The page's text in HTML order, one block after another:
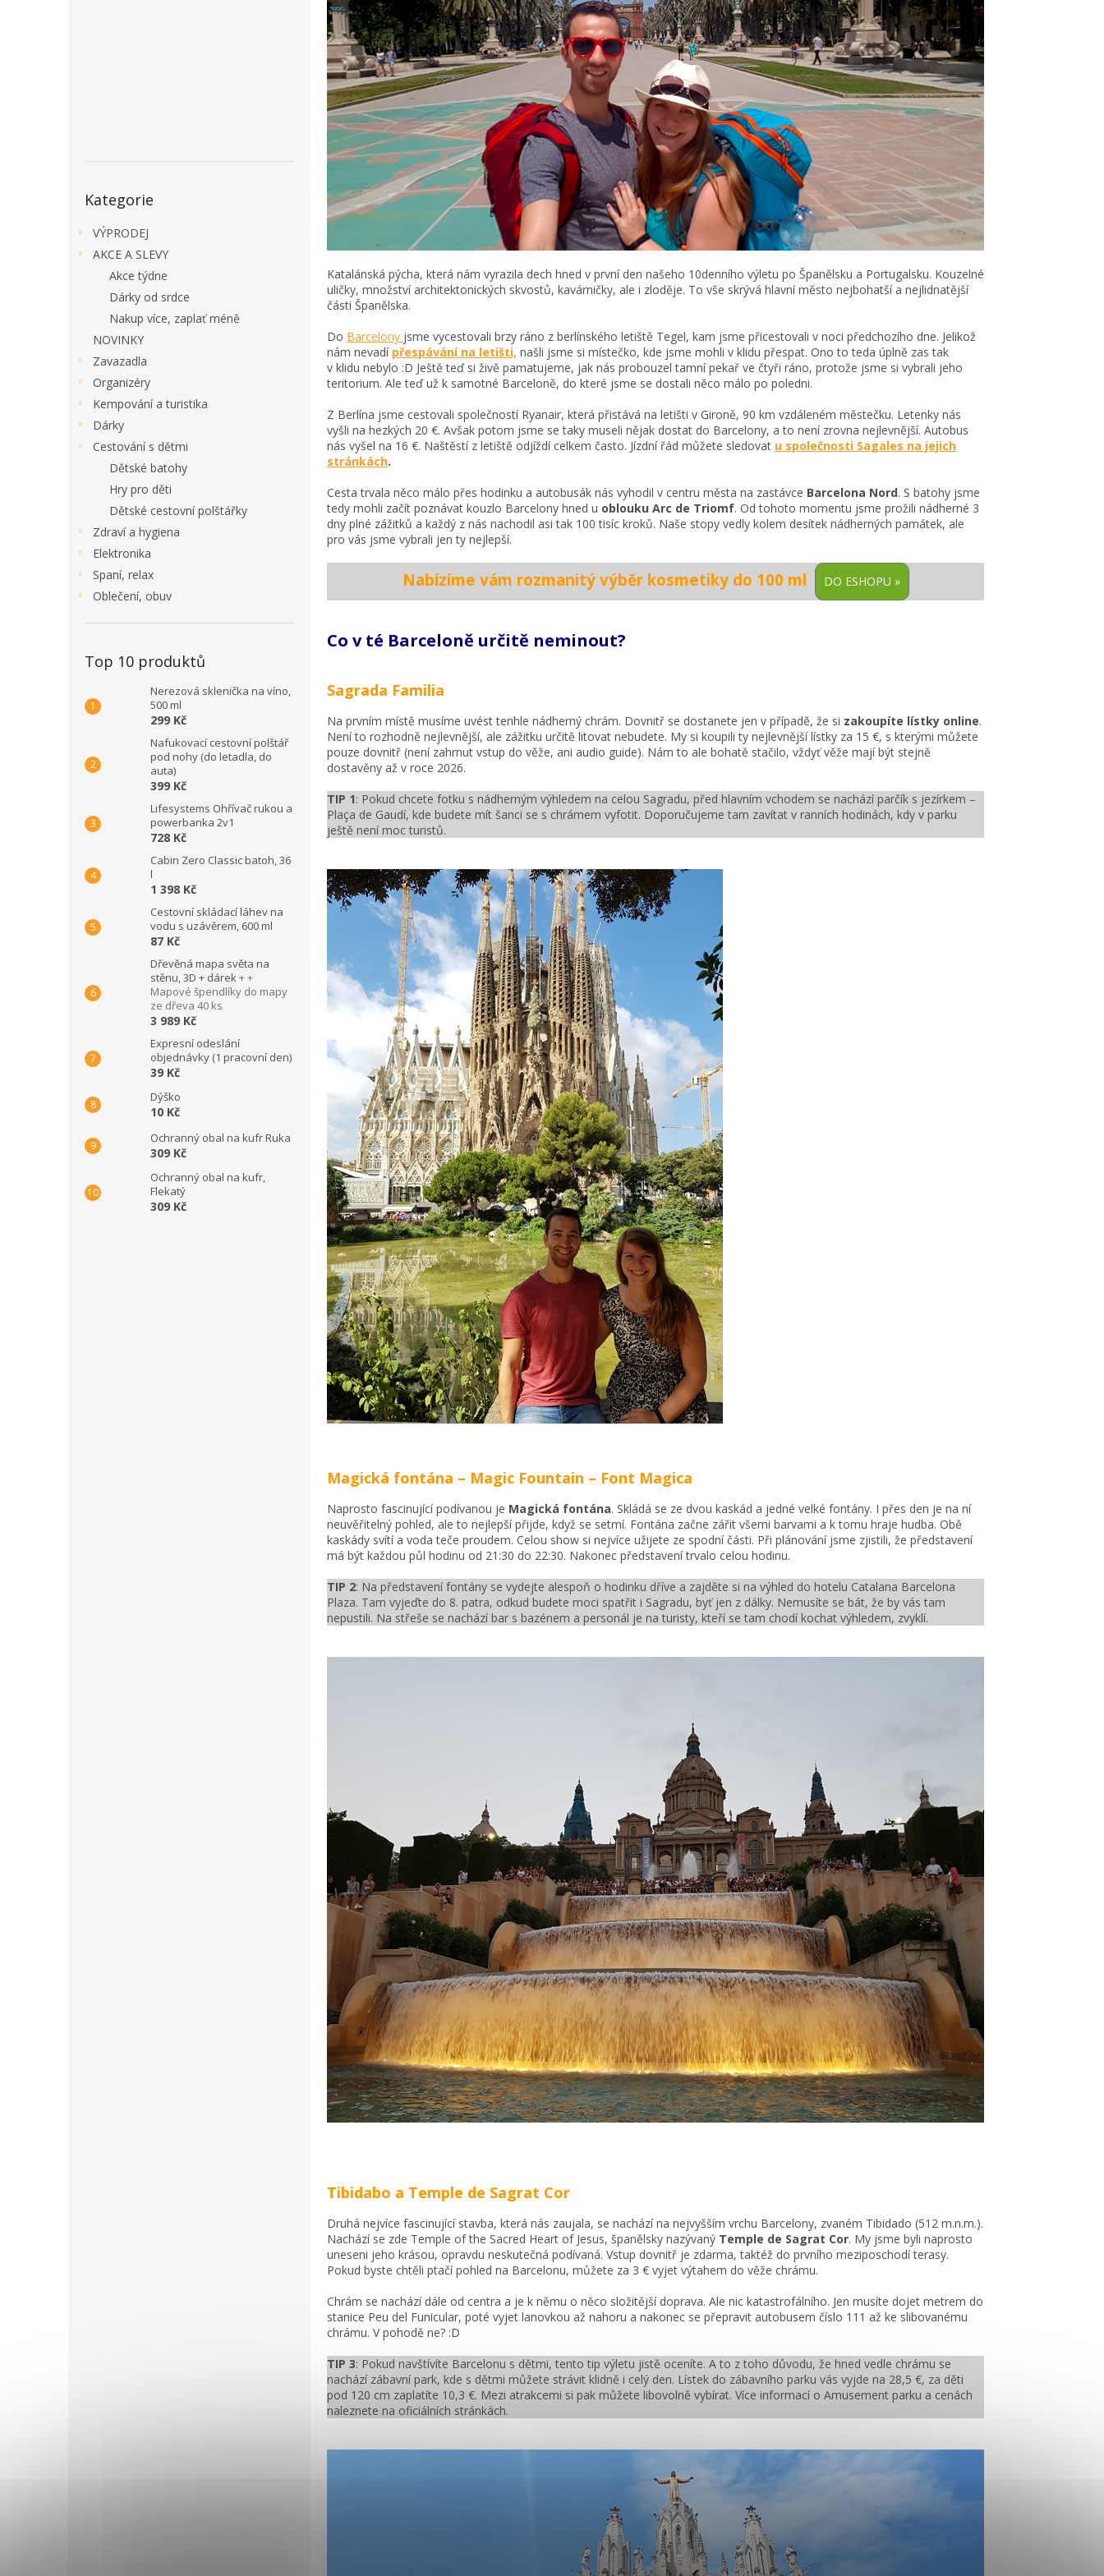
kategorie
Kategorie
VÝPRODEJ
AKCE A SLEVY
Akce týdne
Dárky od srdce
Nakup více, zaplať méně
NOVINKY
Zavazadla
Organizéry
Kempování a turistika
Dárky
Cestování s dětmi
Dětské batohy
Hry pro děti
Dětské cestovní polštářky
Zdraví a hygiena
Elektronika
Spaní, relax
Oblečení, obuv
Top 10 produktů
Nerezová sklenička na víno,
500 ml
299 Kč
Nafukovací cestovní polštář
pod nohy (do letadla, do
auta)
399 Kč
Lifesystems Ohřívač rukou a
powerbanka 2v1
728 Kč
Cabin Zero Classic batoh, 36
l
1 398 Kč
Cestovní skládací láhev na
vodu s uzávěrem, 600 ml
87 Kč
Dřevěná mapa světa na
stěnu, 3D + dárek+ +
Mapové špendlíky do mapy
ze dřeva 40 ks
3 989 Kč
Expresní odeslání
objednávky (1 pracovní den)
39 Kč
Dýško
10 Kč
Ochranný obal na kufr Ruka
309 Kč
Ochranný obal na kufr,
Flekatý
309 Kč
Katalánská pýcha, která nám vyrazila dech hned v první den našeho 10denního výletu po Španělsku a Portugalsku. Kouzelné
uličky, množství architektonických skvostů, kavárničky, ale i zloděje. To vše skrývá hlavní město nejbohatší a nejlidnatější
části Španělska.
Do Barcelony jsme vycestovali brzy ráno z berlínského letiště Tegel, kam jsme přicestovali v noci předchozího dne. Jelikož
nám nevadí přespávání na letišti, našli jsme si místečko, kde jsme mohli v klidu přespat. Ono to teda úplně zas tak
v klidu nebylo :D Ještě teď si živě pamatujeme, jak nás probouzel tamní pekař ve čtyři ráno, protože jsme si vybrali jeho
teritorium. Ale teď už k samotné Barceloně, do které jsme se dostali něco málo po poledni.
Z Berlína jsme cestovali společností Ryanair, která přistává na letišti v Gironě, 90 km vzdáleném městečku. Letenky nás
vyšli na hezkých 20 €. Avšak potom jsme se taky museli nějak dostat do Barcelony, a to není zrovna nejlevnější. Autobus
nás vyšel na 16 €. Naštěstí z letiště odjíždí celkem často. Jízdní řád můžete sledovat u společnosti Sagales na jejich
stránkách.
Cesta trvala něco málo přes hodinku a autobusák nás vyhodil v centru města na zastávce Barcelona Nord. S batohy jsme
tedy mohli začít poznávat kouzlo Barcelony hned u oblouku Arc de Triomf. Od tohoto momentu jsme prožili nádherné 3
dny plné zážitků a každý z nás nachodil asi tak 100 tisíc kroků. Naše stopy vedly kolem desítek nádherných památek, ale
pro vás jsme vybrali jen ty nejlepší.
Nabízíme vám rozmanitý výběr kosmetiky do 100 ml
Co v té Barceloně určitě neminout?
Sagrada Familia
Na prvním místě musíme uvést tenhle nádherný chrám. Dovnitř se dostanete jen v případě, že si zakoupíte lístky online.
Není to rozhodně nejlevnější, ale zážitku určitě litovat nebudete. My si koupili ty nejlevnější lístky za 15 €, s kterými můžete
pouze dovnitř (není zahrnut vstup do věže, ani audio guide). Nám to ale bohatě stačilo, vždyť věže mají být stejně
dostavěny až v roce 2026.
TIP 1: Pokud chcete fotku s nádherným výhledem na celou Sagradu, před hlavním vchodem se nachází parčík s jezírkem –
Plaça de Gaudí, kde budete mít šanci se s chrámem vyfotit. Doporučujeme tam zavítat v ranních hodinách, kdy v parku
ještě není moc turistů.
Magická fontána – Magic Fountain – Font Magica
Naprosto fascinující podívanou je Magická fontána. Skládá se ze dvou kaskád a jedné velké fontány. I přes den je na ní
neuvěřitelný pohled, ale to nejlepší přijde, když se setmí. Fontána začne zářit všemi barvami a k tomu hraje hudba. Obě
kaskády svítí a voda teče proudem. Celou show si nejvíce užijete ze spodní části. Při plánování jsme zjistili, že představení
má být každou půl hodinu od 21:30 do 22:30. Nakonec představení trvalo celou hodinu.
TIP 2: Na představení fontány se vydejte alespoň o hodinku dříve a zajděte si na výhled do hotelu Catalana Barcelona
Plaza. Tam vyjeďte do 8. patra, odkud budete moci spatřit i Sagradu, byť jen z dálky. Nemusíte se bát, že by vás tam
nepustili. Na střeše se nachází bar s bazénem a personál je na turisty, kteří se tam chodí kochat výhledem, zvyklí.
Tibidabo a Temple de Sagrat Cor
Druhá nejvíce fascinující stavba, která nás zaujala, se nachází na nejvyšším vrchu Barcelony, zvaném Tibidado (512 m.n.m.).
Nachází se zde Temple of the Sacred Heart of Jesus, španělsky nazývaný Temple de Sagrat Cor. My jsme byli naprosto
uneseni jeho krásou, opravdu neskutečná podívaná. Vstup dovnitř je zdarma, taktéž do prvního meziposchodí terasy.
Pokud byste chtěli ptačí pohled na Barcelonu, můžete za 3 € vyjet výtahem do věže chrámu.
Chrám se nachází dále od centra a je k němu o něco složitější doprava. Ale nic katastrofálního. Jen musíte dojet metrem do
stanice Peu del Funicular, poté vyjet lanovkou až nahoru a nakonec se přepravit autobusem číslo 111 až ke slibovanému
chrámu. V pohodě ne? :D
TIP 3: Pokud navštívíte Barcelonu s dětmi, tento tip výletu jistě oceníte. A to z toho důvodu, že hned vedle chrámu se
nachází zábavní park, kde s dětmi můžete strávit klidně i celý den. Lístek do zábavního parku vás vyjde na 28,5 €, za děti
pod 120 cm zaplatíte 10,3 €. Mezi atrakcemi si pak můžete libovolně vybírat. Více informací o Amusement parku a cenách
naleznete na oficiálních stránkách.